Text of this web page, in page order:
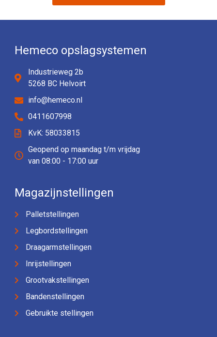
Hemeco opslagsystemen
Industrieweg 2b
5268 BC Helvoirt
info@hemeco.nl
0411607998
KvK: 58033815
Geopend op maandag t/m vrijdag
van 08:00 - 17:00 uur
Magazijnstellingen
Palletstellingen
Legbordstellingen
Draagarmstellingen
Inrijstellingen
Grootvakstellingen
Bandenstellingen
Gebruikte stellingen